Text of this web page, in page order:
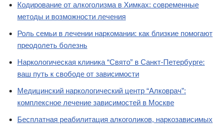
Кодирование от алкоголизма в Химках: современные
методы и возможности лечения
Роль семьи в лечении наркомании: как близкие помогают
преодолеть болезнь
Наркологическая клиника “Свято” в Санкт-Петербурге:
ваш путь к свободе от зависимости
Медицинский наркологический центр “Алковрач”:
комплексное лечение зависимостей в Москве
Бесплатная реабилитация алкоголиков, наркозависимых